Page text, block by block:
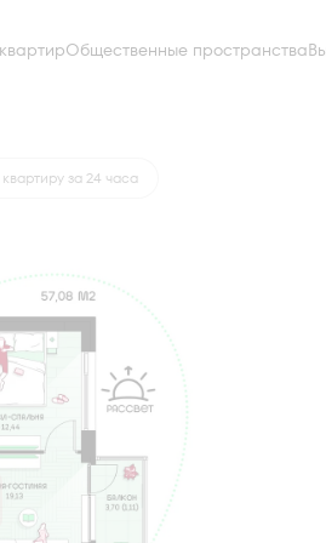
Общественные пространства
от 25 269 руб.
за 24 часа